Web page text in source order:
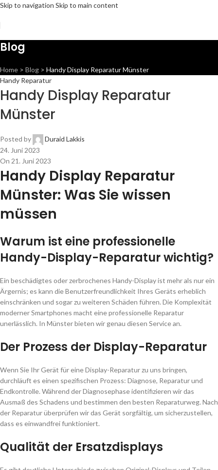
Skip to navigation Skip to main content
Blog
Home > Blog > Handy Display Reparatur Münster
Handy Reparatur
Handy Display Reparatur
Münster
Posted by
Duraid Lakkis
24. Juni 2023
On 21. Juni 2023
Handy Display Reparatur
Münster: Was Sie wissen
müssen
Warum ist eine professionelle
Handy-Display-Reparatur wichtig?
Ein beschädigtes oder zerbrochenes Handy-Display ist mehr als nur ein
Ärgernis; es kann die Benutzerfreundlichkeit Ihres Geräts erheblich
einschränken und sogar zu weiteren Schäden führen. Die Komplexität
moderner Smartphones macht eine professionelle Reparatur
unerlässlich. In Münster bieten wir genau diesen Service an.
Der Prozess der Display-Reparatur
Wenn Sie Ihr Gerät für eine Display-Reparatur zu uns bringen,
durchläuft es einen spezifischen Prozess: Diagnose, Reparatur und
Endkontrolle. Während der Diagnosephase identifizieren wir das
Ausmaß des Schadens und bestimmen den besten Reparaturweg. Nach
der Reparatur überprüfen wir das Gerät sorgfältig, um sicherzustellen,
dass es einwandfrei funktioniert.
Qualität der Ersatzdisplays